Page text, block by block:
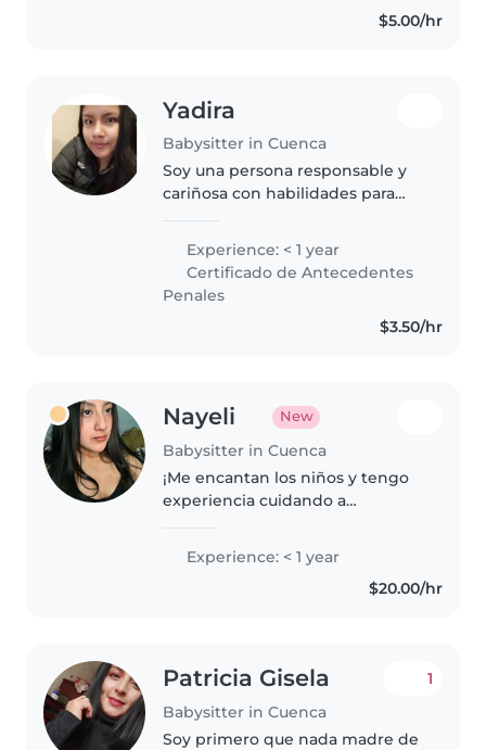
$5.00/hr
Yadira
Babysitter in Cuenca
Soy una persona responsable y
cariñosa con habilidades para
manualidades. Me encanta
trabajar con niños y tengo
experiencia cuidando desde
Experience: < 1 year
Certificado de Antecedentes
Penales
$3.50/hr
Nayeli New
Babysitter in Cuenca
¡Me encantan los niños y tengo
experiencia cuidando a
empática y responsable, ideal
para jugar, leer y hacer
manualidades con tus hijos.
Experience: < 1 year
$20.00/hr
Patricia Gisela
Babysitter in Cuenca
1
Soy primero que nada madre de